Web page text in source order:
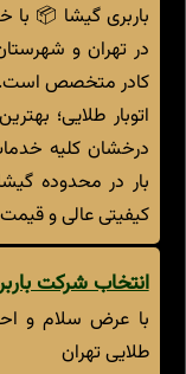
باربری گیشا 📦 با
در تهران و
کادر متخصص است.
اتوبار طلایی؛
درخشان کلیه
کیفیتی عالی و قیمت
انتخاب شرکت
با عرض سلام و
طلایی تهران